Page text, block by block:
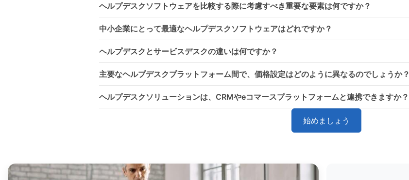
ヘルプデスクソフトウェアを比較する際に考慮すべき重要な要素は何ですか？
中小企業にとって最適なヘルプデスクソフトウェアはどれですか？
ヘルプデスクとサービスデスクの違いは何ですか？
主要なヘルプデスクプラットフォーム間で、価格設定はどのように異なるのでしょうか？
ヘルプデスクソリューションは、CRMやeコマースプラットフォームと連携できますか？
始めましょう